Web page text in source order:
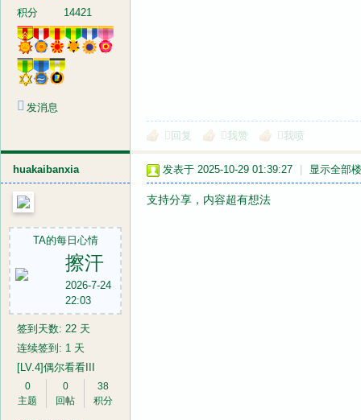
积分
14421
发消息
回复 我赞 我喷
huakaibanxia
TA的每日心情
擦汗
2026-7-24
22:03
签到天数: 22 天
连续签到: 1 天
[LV.4]偶尔看看III
0
主题
0
回帖
38
积分
发表于 2025-10-29 01:39:27 显示全部
支持分享，内容超有想法